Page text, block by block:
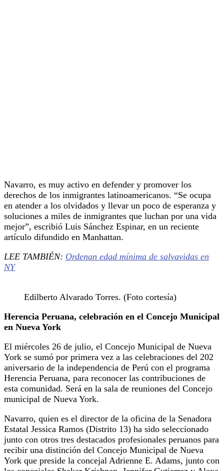
Navarro, es muy activo en defender y promover los
derechos de los inmigrantes latinoamericanos. “Se ocupa
en atender a los olvidados y llevar un poco de esperanza y
soluciones a miles de inmigrantes que luchan por una vida
mejor”, escribió Luis Sánchez Espinar, en un reciente
artículo difundido en Manhattan.
LEE TAMBIÉN: Ordenan edad mínima de salvavidas en
NY
Edilberto Alvarado Torres. (Foto cortesía)
Herencia Peruana, celebración en el Concejo Municipal
en Nueva York
El miércoles 26 de julio, el Concejo Municipal de Nueva
York se sumó por primera vez a las celebraciones del 202
aniversario de la independencia de Perú con el programa
Herencia Peruana, para reconocer las contribuciones de
esta comunidad. Será en la sala de reuniones del Concejo
municipal de Nueva York.
Navarro, quien es el director de la oficina de la Senadora
Estatal Jessica Ramos (Distrito 13) ha sido seleccionado
junto con otros tres destacados profesionales peruanos para
recibir una distinción del Concejo Municipal de Nueva
York que preside la concejal Adrienne E. Adams, junto con